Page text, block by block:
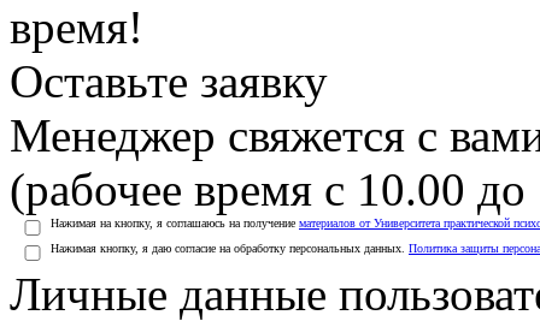
время!
Оставьте заявку
Менеджер свяжется с
(рабочее время с 10.00
Нажимая на кнопку, я соглашаюсь на получение материалов от Университета практической
Нажимая кнопку, я даю согласие на обработку персональных данных. Политика защиты
Личные данные